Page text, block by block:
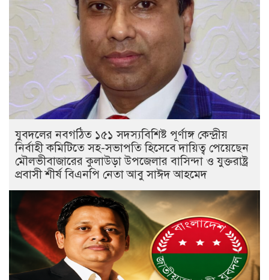
যুবদলের নবগঠিত ১৫১ সদস্যবিশিষ্ট পূর্ণাঙ্গ কেন্দ্রীয়
নির্বাহী কমিটিতে সহ-সভাপতি হিসেবে দায়িত্ব পেয়েছেন
মৌলভীবাজারের কুলাউড়া উপজেলার বাসিন্দা ও যুক্তরাষ্ট্র
প্রবাসী শীর্ষ বিএনপি নেতা আবু সাঈদ আহমেদ